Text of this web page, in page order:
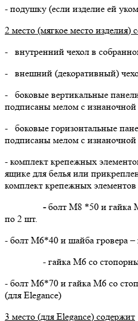
- подушку (если изделие ей
2 место (мягкое место изделия)
- внутренний чехол в
- внешний (декоративный)
- боковые вертикальные
подписаны мелом с
- боковые горизонтальные
подписаны мелом с
- комплект крепежных
ящике для белья или
комплект крепежных элементов
-болт М8 *50 и гайка
по 2 шт.
- болт М6*40 и шайба гровера –
- гайка М6 со стопорным
- болт М6*70 и гайка М6 со
(для Elegance)
3 место (для Elegance) содержит